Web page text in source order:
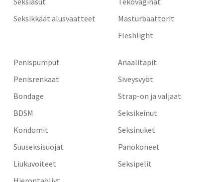
Seksikkäät alusvaatteet
Masturbaattorit
Fleshlight
Penispumput
Penisrenkaat
Bondage
BDSM
Kondomit
Suuseksisuojat
Liukuvoiteet
Anaalitapit
Siveysvyöt
Strap-on ja valjaat
Seksikeinut
Seksinuket
Panokoneet
Seksipelit